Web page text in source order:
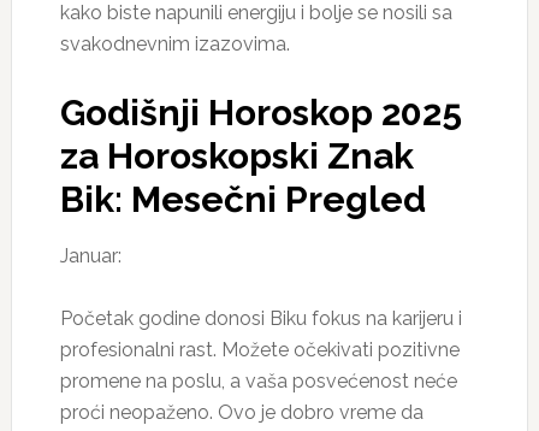
kako biste napunili energiju i bolje se nosili sa
svakodnevnim izazovima.
Godišnji Horoskop 2025
za Horoskopski Znak
Bik: Mesečni Pregled
Januar:
Početak godine donosi Biku fokus na karijeru i
profesionalni rast. Možete očekivati pozitivne
promene na poslu, a vaša posvećenost neće
proći neopaženo. Ovo je dobro vreme da